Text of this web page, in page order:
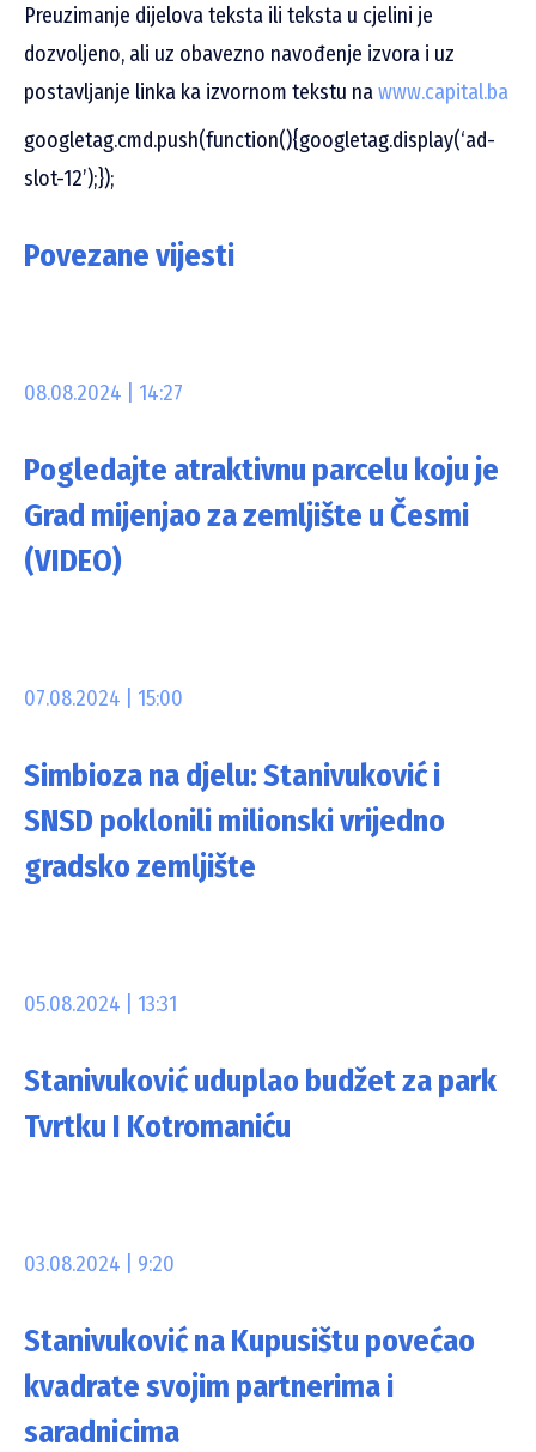
Preuzimanje dijelova teksta ili teksta u cjelini je
dozvoljeno, ali uz obavezno navođenje izvora i uz
postavljanje linka ka izvornom tekstu nawww.capital.ba
googletag.cmd.push(function(){googletag.display(‘ad-
slot-12’);});
Povezane vijesti
08.08.2024 | 14:27
Pogledajte atraktivnu parcelu koju je
Grad mijenjao za zemljište u Česmi
(VIDEO)
07.08.2024 | 15:00
Simbioza na djelu: Stanivuković i
SNSD poklonili milionski vrijedno
gradsko zemljište
05.08.2024 | 13:31
Stanivuković uduplao budžet za park
Tvrtku I Kotromaniću
03.08.2024 | 9:20
Stanivuković na Kupusištu povećao
kvadrate svojim partnerima i
saradnicima